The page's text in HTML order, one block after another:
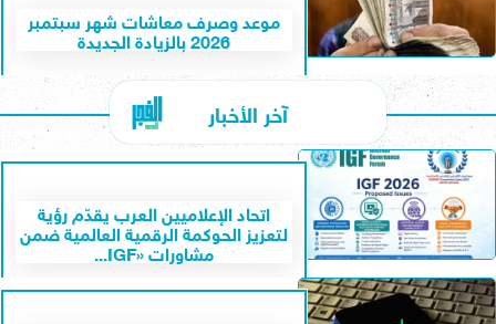
موعد وصرف معاشات شهر سبتمبر
2026 بالزيادة الجديدة
آخر الأخبار
اتحاد الإعلاميين العرب يقدّم رؤية
لتعزيز الحوكمة الرقمية العالمية ضمن
مشاورات «IGF...